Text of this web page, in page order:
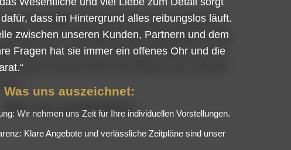
dass im Hintergrund alles reibungslos läuft.
zwischen unseren Kunden, Partnern und dem
Fragen hat sie immer ein offenes Ohr und die
Was uns auszeichnet:
Wir nehmen uns Zeit für Ihre individuellen Vorstellungen.
Klare Angebote und verlässliche Zeitpläne sind unser